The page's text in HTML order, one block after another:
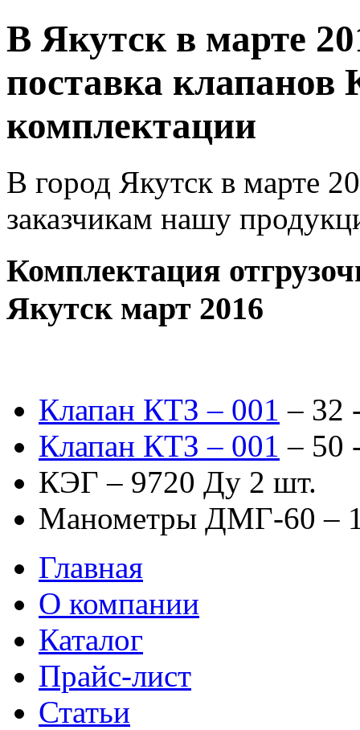
В Якутск в марте
поставка клапанов
комплектации
В город Якутск в марте
заказчикам нашу
Комплектация
Якутск март 2016
Клапан КТЗ – 001 – 32
Клапан КТЗ – 001 – 50
КЭГ – 9720 Ду 2 шт.
Манометры ДМГ-60 –
Главная
О компании
Каталог
Прайс-лист
Статьи